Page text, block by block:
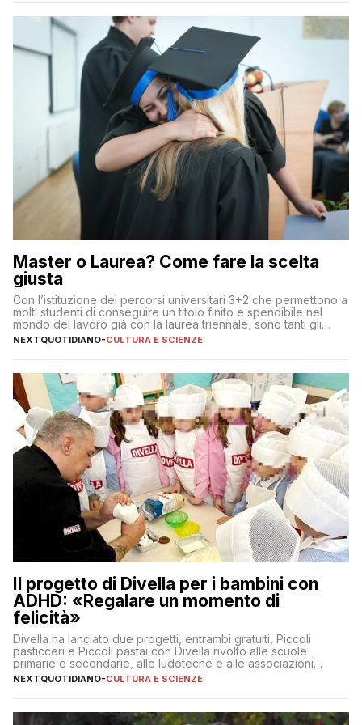
Master o Laurea? Come fare la scelta
giusta
Con l’istituzione dei percorsi universitari 3+2 che permettono a
molti studenti di conseguire un titolo finito e spendibile nel
mondo del lavoro già con la laurea triennale, sono tanti gli
interrogativi che si pongono gli studenti una volta raggiunto
l’obiettivo di primo livello
NEXTQUOTIDIANO-CULTURA E SCIENZE
Il progetto di Divella per i bambini con
ADHD: «Regalare un momento di
felicità»
Divella ha lanciato due progetti, entrambi gratuiti, Piccoli
pasticceri e Piccoli pastai con Divella rivolto alle scuole
primarie e secondarie, alle ludoteche e alle associazioni
pugliesi che si occupano di bambini con ADHD
NEXTQUOTIDIANO-CULTURA E SCIENZE